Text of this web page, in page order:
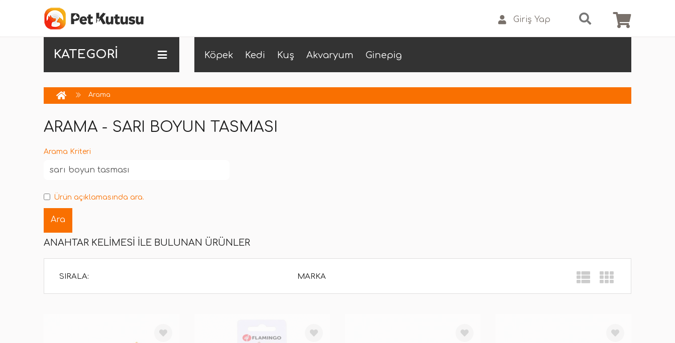
Giriş Yap
KATEGORİ Köpek Kedi Kuş Akvaryum Ginepig
Arama
ARAMA - SARI BOYUN TASMASI
Arama Kriteri
Ürün açıklamasında ara.
ANAHTAR KELIMESI ILE BULUNAN ÜRÜNLER
SIRALA: MARKA